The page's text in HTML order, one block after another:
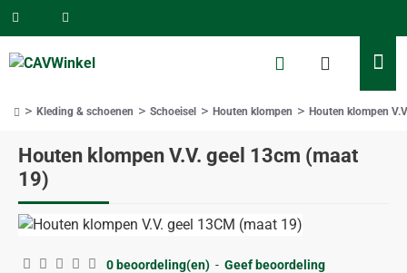
Houten klompen V.V. geel 13cm (maat
19)
Kleding & schoenen Schoeisel Houten klompen Houten klompen
0 beoordeling(en) - Geef beoordeling